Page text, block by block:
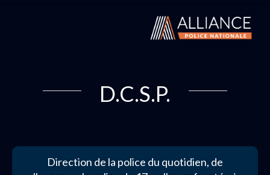
D.C.S.P.
Direction de la police du quotidien, de